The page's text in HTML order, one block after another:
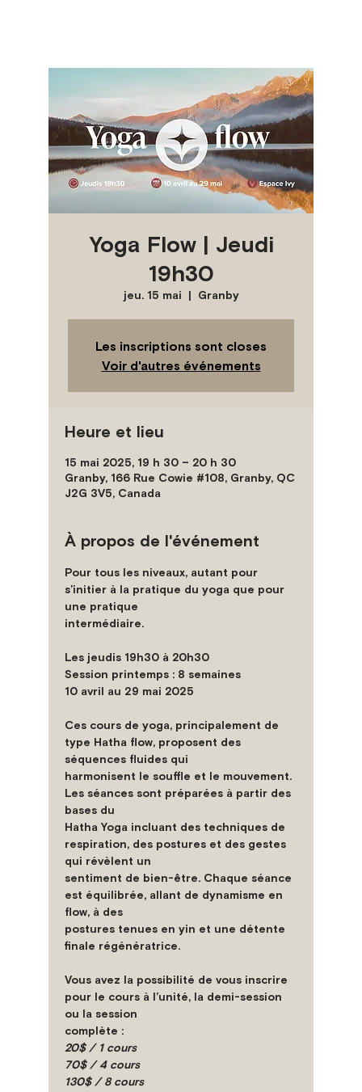
Yoga Flow | Jeudi
19h30
jeu. 15 mai
  |
Granby
Les inscriptions sont closes
Voir d'autres événements
Heure et lieu
15 mai 2025, 19 h 30 – 20 h 30
Granby, 166 Rue Cowie #108, Granby, QC
J2G 3V5, Canada
À propos de l'événement
Pour tous les niveaux, autant pour
s’initier à la pratique du yoga que pour
une pratique
intermédiaire.
Les jeudis 19h30 à 20h30
Session printemps : 8 semaines
10 avril au 29 mai 2025
Ces cours de yoga, principalement de
type Hatha flow, proposent des
séquences fluides qui
harmonisent le souffle et le mouvement.
Les séances sont préparées à partir des
bases du
Hatha Yoga incluant des techniques de
respiration, des postures et des gestes
qui révèlent un
sentiment de bien-être. Chaque séance
est équilibrée, allant de dynamisme en
flow, à des
postures tenues en yin et une détente
finale régénératrice.
Vous avez la possibilité de vous inscrire
pour le cours à l’unité, la demi-session
ou la session
complète :
20$ / 1 cours
70$ / 4 cours
130$ / 8 cours